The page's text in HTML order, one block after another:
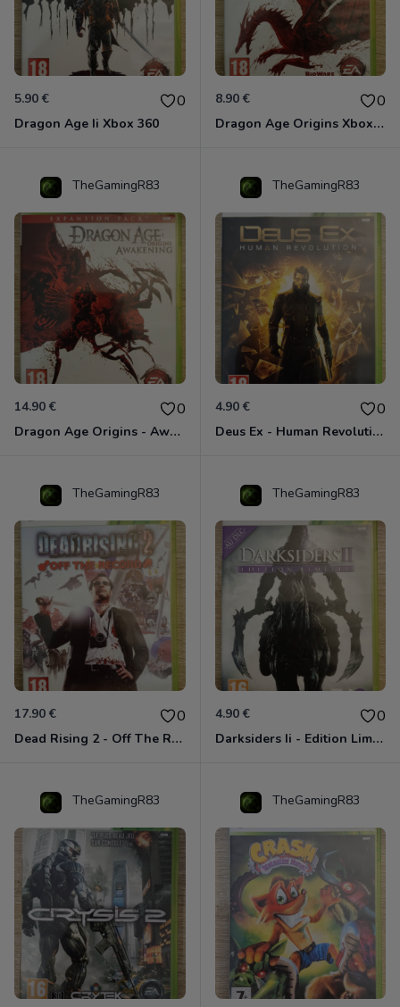
5.90 € 0
Dragon Age Ii Xbox 360
8.90 € 0
Dragon Age Origins Xbox 360
TheGamingR83
14.90 € 0
Dragon Age Origins - Awakening Xbox 360
TheGamingR83
4.90 € 0
Deus Ex - Human Revolution Xbox 360
TheGamingR83
17.90 € 0
Dead Rising 2 - Off The Record Xbox 360
TheGamingR83
4.90 € 0
Darksiders Ii - Edition Limitée Xbox 360
TheGamingR83 TheGamingR83